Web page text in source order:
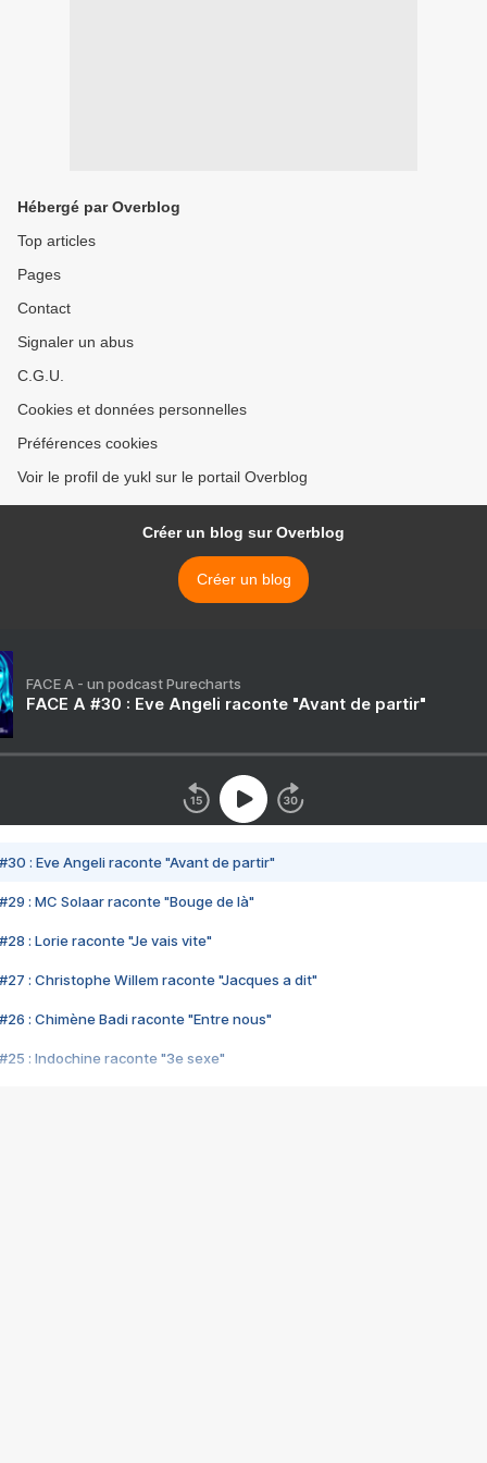
Hébergé par Overblog
Top articles
Pages
Contact
Signaler un abus
C.G.U.
Cookies et données personnelles
Préférences cookies
Voir le profil de yukl sur le portail Overblog
Créer un blog sur Overblog
Créer un blog
FACE A - un podcast Purecharts
FACE A #30 : Eve Angeli raconte "Avant de partir"
#30 : Eve Angeli raconte "Avant de partir"
#29 : MC Solaar raconte "Bouge de là"
#28 : Lorie raconte "Je vais vite"
#27 : Christophe Willem raconte "Jacques a dit"
#26 : Chimène Badi raconte "Entre nous"
#25 : Indochine raconte "3e sexe"